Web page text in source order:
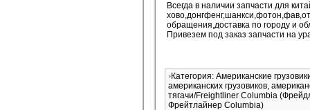
Всегда в наличии запчасти для
обращения,доставка по городу и
Привезем под заказ запчасти на
Категория: Американские
американских грузовиков,
тягачи/Freightliner Columbia
Фрейтлайнер Columbia)